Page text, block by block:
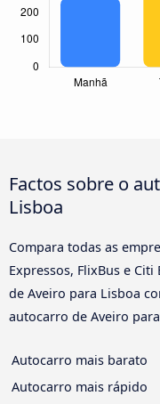
Factos sobre o
Lisboa
Compara todas as
Expressos, FlixBus e
de Aveiro para Lisboa
autocarro de Aveiro
Autocarro mais barato
Autocarro mais rápido